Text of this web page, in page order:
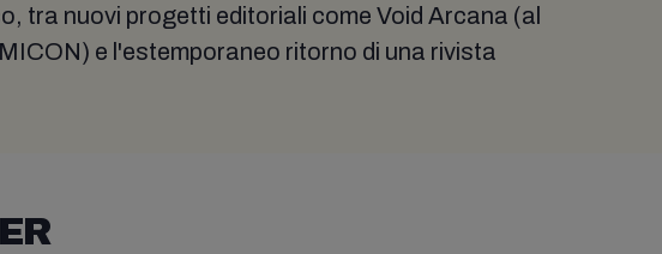
tra nuovi progetti editoriali come Void Arcana (al
e l'estemporaneo ritorno di una rivista